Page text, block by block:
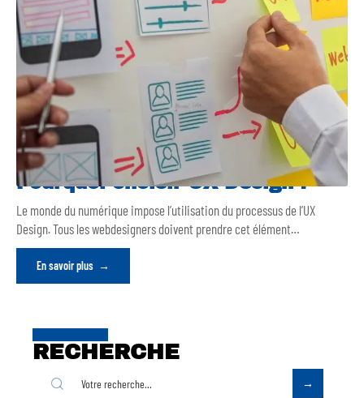
Pourquoi choisir UX Design ?
Le monde du numérique impose l’utilisation du processus de l’UX
Design. Tous les webdesigners doivent prendre cet élément…
En savoir plus
RECHERCHE